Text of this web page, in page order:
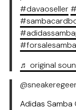
#davaoseller
#forsalesamba
♬ original
Adidas